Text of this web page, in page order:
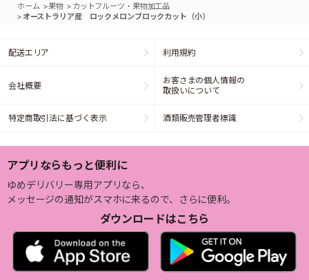
ホーム >果物 > カットフルーツ・果物加工品
>オーストラリア産 ロックメロンブロックカット（小）
配送エリア 利用規約
会社概要
お客さまの個人情報の
取扱いについて
特定商取引法に基づく表示 酒類販売管理者標識
アプリならもっと便利に
ゆめデリバリー専用アプリなら、
メッセージの通知がスマホに来るので、さらに便利。
ダウンロードはこちら